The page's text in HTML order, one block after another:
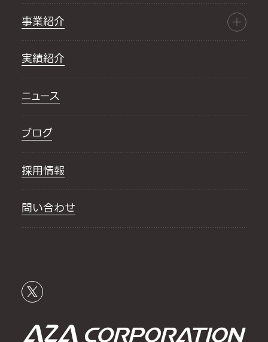
事業紹介
実績紹介
ニュース
ブログ
採用情報
問い合わせ